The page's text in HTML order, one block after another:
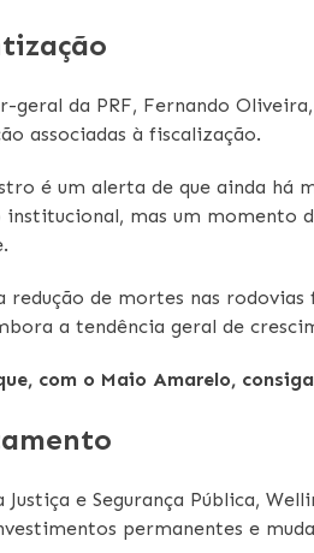
geral da PRF, Fernando
associadas à fiscalização.
é um alerta de que ainda há
institucional, mas um momento
redução de mortes nas
a tendência geral de
com o Maio Amarelo,
e Segurança Pública,
permanentes e